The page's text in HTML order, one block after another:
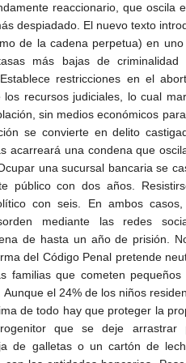
reaccionario, que oscila
despiadado. El nuevo texto
de la cadena perpetua) en
más bajas de criminalidad
restricciones en el
recursos judiciales, lo cual
sin medios económicos
se convierte en delito
acarreará una condena que
una sucursal bancaria se
público con dos años.
con seis. En ambos casos,
mediante las redes
de hasta un año de prisión.
del Código Penal pretende
familias que cometen pequeños
el 24% de los niños
de todo hay que proteger la
que se deje arrastrar
de galletas o un cartón de